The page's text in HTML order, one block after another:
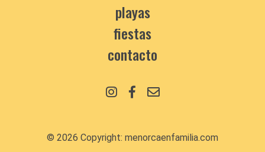
playas
fiestas
contacto
© 2026 Copyright: menorcaenfamilia.com